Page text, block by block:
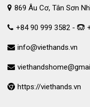
869 Âu Cơ, Tân Sơn
+84 90 999 3582 -
info@viethands.vn
https://viethands.vn